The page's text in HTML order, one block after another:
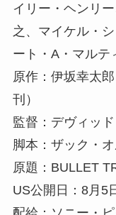
イリー・ヘンリ
之、マイケル・
ート・A・マルテ
原作：伊坂幸太
刊）
監督：デヴィッ
脚本：ザック・
原題：BULLET
US公開日：8月5